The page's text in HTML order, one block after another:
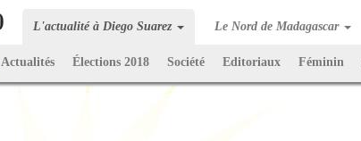
L'actualité à Diego Suarez Le Nord de Madagascar
Actualités Élections 2018 Société Editoriaux Féminin